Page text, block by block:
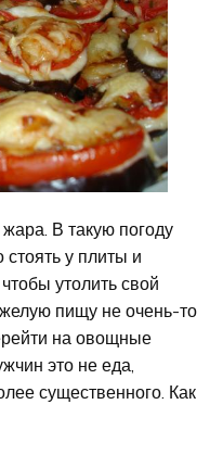
В такую погоду
у плиты и
утолить свой
пищу не очень-то
на овощные
это не еда,
существенного. Как